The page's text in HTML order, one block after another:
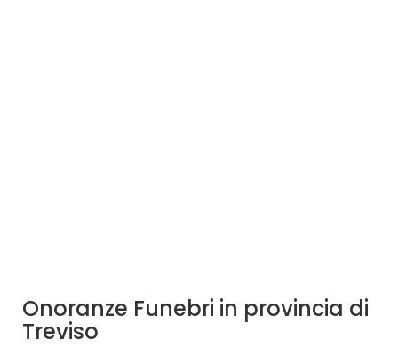
Onoranze Funebri in provincia di
Treviso